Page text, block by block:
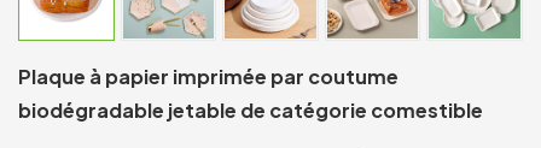
Plaque à papier imprimée par coutume
biodégradable jetable de catégorie comestible